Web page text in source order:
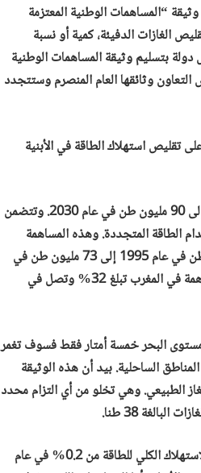
“المساهمات الوطنية المعتزمة
الغازات الدفيئة، كمية أو نسبة
دولة بتسليم وثيقة المساهمات الوطنية
وثائقها العام المنصرم وستتجدد
تقليص استهلاك الطاقة في الأبنية
أما وثيقة عمان فتتوقع أن يصل مجموع كمية الغازات الدفيئة (بدون المساهمات) إلى 90 مليون طن في عام 2030. وتتضمن
الطاقة المتجددة. وهذه المساهمة
ضعيفة خاصة وإن كمية الكربون ترتفع بمعدلات عالية حيث انتقلت من 25 مليون طن في عام 1995 إلى 73 مليون طن في
عام 2015 وستصل إلى 88 مليون طن في عام 2030. وتجدر الإشارة إلى أن المساهمة في المغرب تبلغ 32% وتصل في
مستوى البحر خمسة أمتار فقط فسوف تغمر
الساحلية. بيد أن هذه الوثيقة
الطبيعي. وهي تخلو من أي التزام محدد
38 طنا.
وتشير وثيقة الإمارات إلى رفع حصة الطاقة النظيفة (المتجددة والنووية) قياساً بالاستهلاك الكلي للطاقة من 0.2% في عام